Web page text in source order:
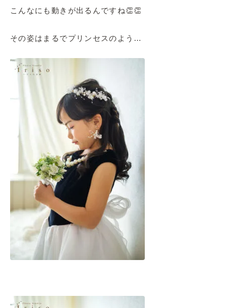
こんなにも動きが出るんですね👏👏
その姿はまるでプリンセスのよう…